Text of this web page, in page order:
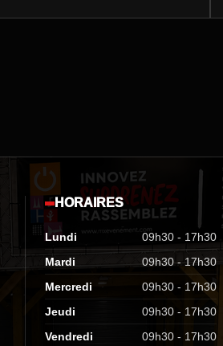
HORAIRES
Lundi
09h30 - 17h30
Mardi
09h30 - 17h30
Mercredi
09h30 - 17h30
Jeudi
09h30 - 17h30
Vendredi
09h30 - 17h30